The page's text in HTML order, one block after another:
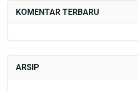
KOMENTAR TERBARU
ARSIP